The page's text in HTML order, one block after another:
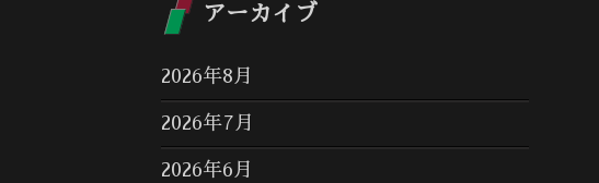
アーカイブ
2026年8月
2026年7月
2026年6月